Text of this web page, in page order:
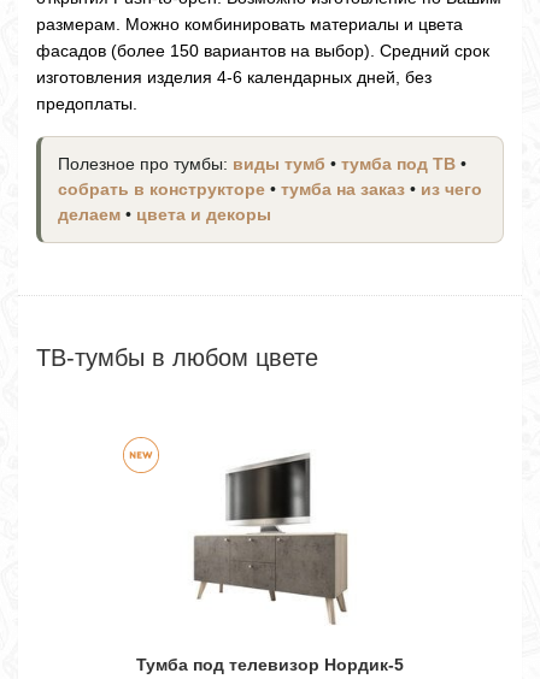
размерам. Можно комбинировать материалы и цвета
фасадов (более 150 вариантов на выбор). Средний срок
изготовления изделия 4-6 календарных дней, без
предоплаты.
Полезное про тумбы: виды тумб • тумба под ТВ •
собрать в конструкторе • тумба на заказ • из чего
делаем • цвета и декоры
ТВ-тумбы в любом цвете
Тумба под телевизор Нордик-5